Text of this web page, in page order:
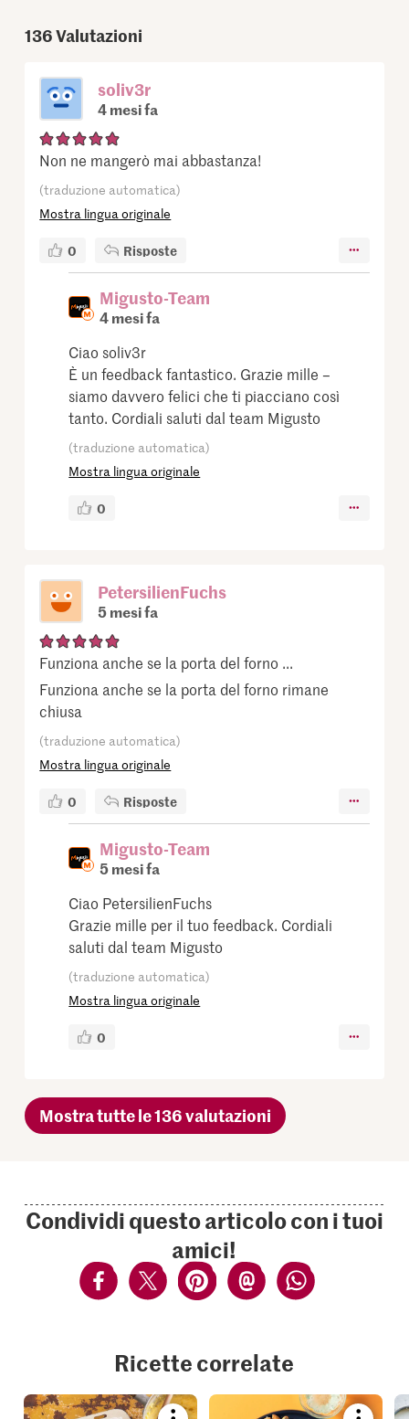
136Valutazioni
soliv3r
4 mesi fa
Non ne mangerò mai abbastanza!
(traduzione automatica)
Mostra lingua originale
0 Risposte
Migusto-Team
4 mesi fa
Ciao soliv3r
È un feedback fantastico. Grazie mille –
siamo davvero felici che ti piacciano così
tanto. Cordiali saluti dal team Migusto
(traduzione automatica)
Mostra lingua originale
0
PetersilienFuchs
5 mesi fa
Funziona anche se la porta del forno ...
Funziona anche se la porta del forno rimane
chiusa
(traduzione automatica)
Mostra lingua originale
0 Risposte
Migusto-Team
5 mesi fa
Ciao PetersilienFuchs
Grazie mille per il tuo feedback. Cordiali
saluti dal team Migusto
(traduzione automatica)
Mostra lingua originale
0
Mostra tutte le 136 valutazioni
Condividi questo articolo con i tuoi
amici!
Ricette correlate